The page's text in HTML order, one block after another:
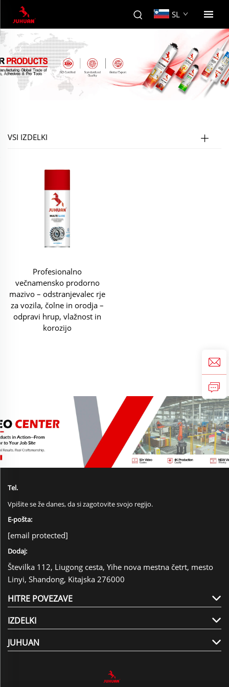
SL
VSI IZDELKI
Profesionalno
večnamensko prodorno
mazivo – odstranjevalec rje
za vozila, čolne in orodja –
odpravi hrup, vlažnost in
korozijo
Tel.
Vpišite se že danes, da si zagotovite svojo regijo.
E-pošta:
[email protected]
Dodaj:
Številka 112, Liugong cesta, Yihe nova mestna četrt, mesto
Linyi, Shandong, Kitajska 276000
HITRE POVEZAVE
IZDELKI
JUHUAN